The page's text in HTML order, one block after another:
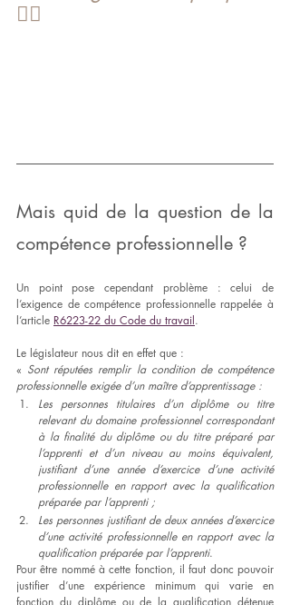
👇🏻
Mais quid de la question de la
compétence professionnelle ?
Un point pose cependant problème : celui de
l’exigence de compétence professionnelle rappelée à
l’article R6223-22 du Code du travail.
Le législateur nous dit en effet que :
« Sont réputées remplir la condition de compétence
professionnelle exigée d’un maître d’apprentissage :
Les personnes titulaires d’un diplôme ou titre
relevant du domaine professionnel correspondant
à la finalité du diplôme ou du titre préparé par
l’apprenti et d’un niveau au moins équivalent,
justifiant d’une année d’exercice d’une activité
professionnelle en rapport avec la qualification
préparée par l’apprenti ;
Les personnes justifiant de deux années d’exercice
d’une activité professionnelle en rapport avec la
qualification préparée par l’apprenti.
Pour être nommé à cette fonction, il faut donc pouvoir
justifier d’une expérience minimum qui varie en
fonction du diplôme ou de la qualification détenue